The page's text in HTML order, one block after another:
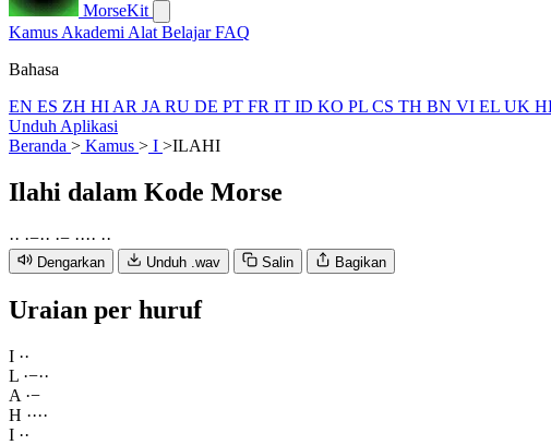
MorseKit
Kamus Akademi Alat BelajarFAQ
Bahasa
EN ES ZH HI AR JA RU DE PT FR IT ID KO PL CS TH BN VI EL UK
Unduh Aplikasi
Beranda > Kamus > I >ILAHI
Ilahi dalam Kode Morse
·· ·−·· ·− ···· ··
Dengarkan Unduh .wav Salin Bagikan
Uraian per huruf
I ··
L ·−··
A ·−
H ····
I ··